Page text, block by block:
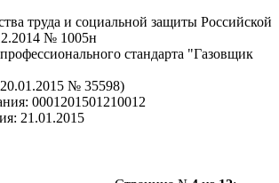
труда и социальной защиты Российской
№ 1005н
стандарта "Газовщик
№ 35598)
0001201501210012
21.01.2015